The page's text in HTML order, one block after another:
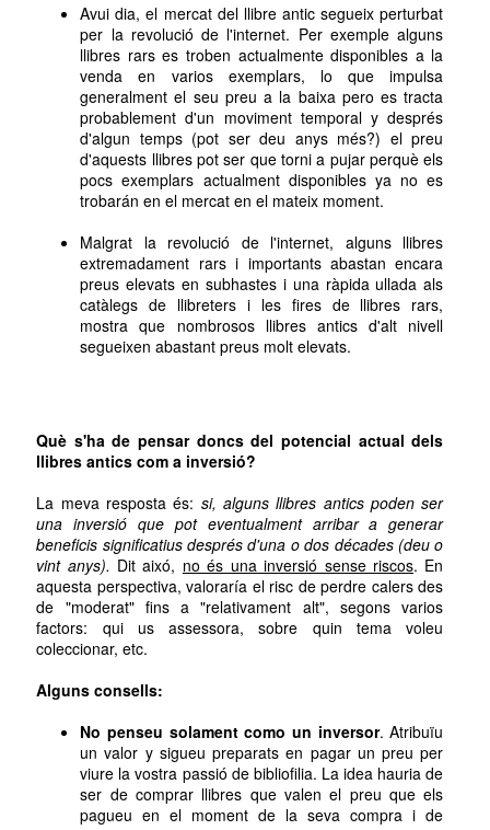
Avui dia, el mercat del llibre antic segueix perturbat
per la revolució de l'internet. Per exemple alguns
llibres rars es troben actualmente disponibles a la
venda en varios exemplars, lo que impulsa
generalment el seu preu a la baixa pero es tracta
probablement d'un moviment temporal y després
d'algun temps (pot ser deu anys més?) el preu
d'aquests llibres pot ser que torni a pujar perquè els
pocs exemplars actualment disponibles ya no es
trobarán en el mercat en el mateix moment.
Malgrat la revolució de l'internet, alguns llibres
extremadament rars i importants abastan encara
preus elevats en subhastes i una ràpida ullada als
catàlegs de llibreters i les fires de llibres rars,
mostra que nombrosos llibres antics d'alt nivell
segueixen abastant preus molt elevats.
Què s'ha de pensar doncs del potencial actual dels
llibres antics com a inversió?
La meva resposta és: si, alguns llibres antics poden ser
una inversió que pot eventualment arribar a generar
beneficis significatius després d'una o dos décades (deu o
vint anys). Dit aixó, no és una inversió sense riscos. En
aquesta perspectiva, valoraría el risc de perdre calers des
de "moderat" fins a "relativament alt", segons varios
factors: qui us assessora, sobre quin tema voleu
coleccionar, etc.
Alguns consells:
No penseu solament como un inversor. Atribuïu
un valor y sigueu preparats en pagar un preu per
viure la vostra passió de bibliofilia. La idea hauria de
ser de comprar llibres que valen el preu que els
pagueu en el moment de la seva compra i de